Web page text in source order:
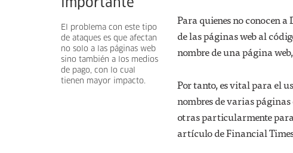
importante
El problema con este tipo
de ataques es que afectan
no solo a las páginas web
sino también a los medios
de pago, con lo cual
tienen mayor impacto.
Para quienes no conocen
de las páginas web al
nombre de una página
Por tanto, es vital para el
nombres de varias
otras particularmente para
artículo de Financial